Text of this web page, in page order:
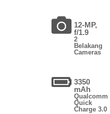
12-MP,
f/1.9
2
Belakang
Cameras
3350
mAh
Qualcomm
Quick
Charge 3.0